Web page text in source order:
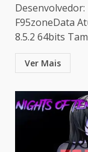
F95zoneData
8.5.2 64bits
Ver Mais